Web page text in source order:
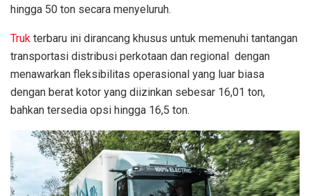
hingga 50 ton secara menyeluruh.
Truk terbaru ini dirancang khusus untuk memenuhi tantangan
transportasi distribusi perkotaan dan regional dengan
menawarkan fleksibilitas operasional yang luar biasa
dengan berat kotor yang diizinkan sebesar 16,01 ton,
bahkan tersedia opsi hingga 16,5 ton.